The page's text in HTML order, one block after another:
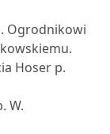
Ogrodnikowi
Hoser p.
W.